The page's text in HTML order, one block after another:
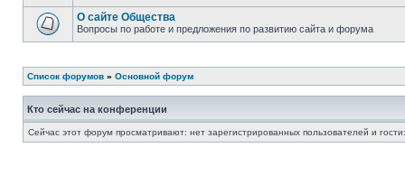
О сайте Общества
Вопросы по работе и предложения по развитию сайта и форума
Список форумов » Основной форум
Кто сейчас на конференции
Сейчас этот форум просматривают: нет зарегистрированных пользователей и